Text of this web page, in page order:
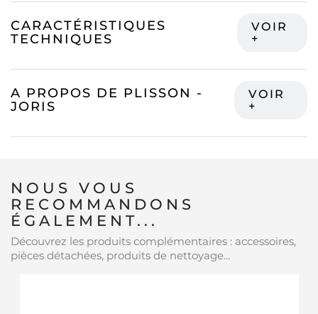
CARACTÉRISTIQUES
TECHNIQUES
A PROPOS DE PLISSON -
JORIS
NOUS VOUS
RECOMMANDONS
ÉGALEMENT...
Découvrez les produits complémentaires : accessoires,
pièces détachées, produits de nettoyage...